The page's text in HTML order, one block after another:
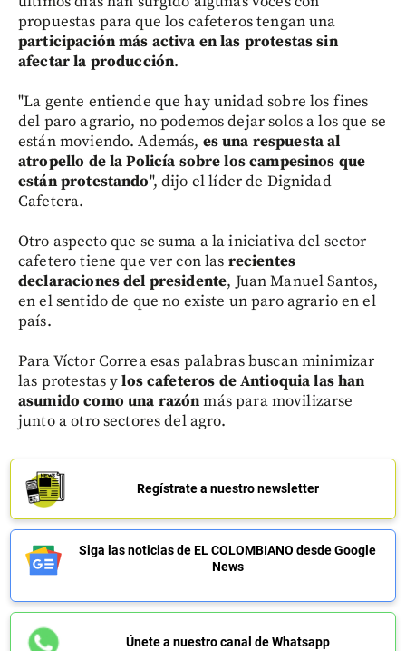
propuestas para que los cafeteros tengan una
participación más activa en las protestas sin
afectar la producción.
"La gente entiende que hay unidad sobre los fines
del paro agrario, no podemos dejar solos a los que se
están moviendo. Además, es una respuesta al
atropello de la Policía sobre los campesinos que
están protestando", dijo el líder de Dignidad
Cafetera.
Otro aspecto que se suma a la iniciativa del sector
cafetero tiene que ver con las recientes
declaraciones del presidente, Juan Manuel Santos,
en el sentido de que no existe un paro agrario en el
país.
Para Víctor Correa esas palabras buscan minimizar
las protestas ylos cafeteros de Antioquia las han
asumido como una razónmás para movilizarse
junto a otro sectores del agro.
Regístrate a nuestro newsletter
Siga las noticias de EL COLOMBIANO desde Google
News
Únete a nuestro canal de Whatsapp